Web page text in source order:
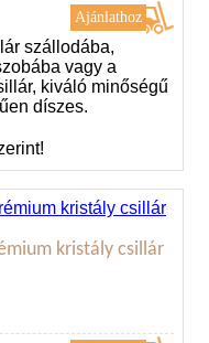
szállodába,
vagy a
kiváló minőségű
díszes.
kristály csillár